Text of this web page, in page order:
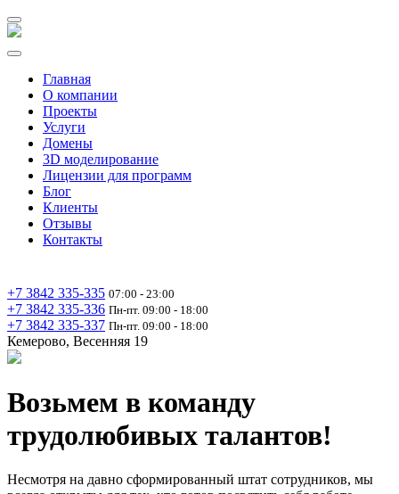
Главная
О компании
Проекты
Услуги
Домены
3D моделирование
Лицензии для программ
Блог
Клиенты
Отзывы
Контакты
+7 3842 335‑335 07:00 - 23:00
+7 3842 335‑336 Пн-пт. 09:00 - 18:00
+7 3842 335‑337 Пн-пт. 09:00 - 18:00
Кемерово, Весенняя 19
Возьмем в команду
трудолюбивых талантов!
Несмотря на давно сформированный штат сотрудников, мы